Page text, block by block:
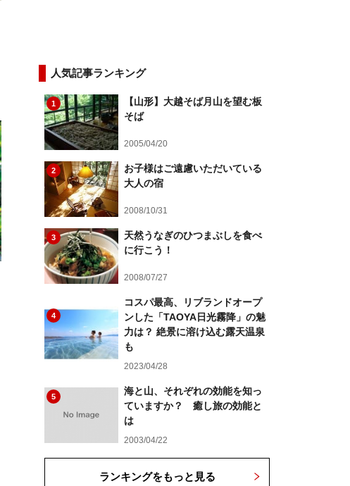
人気記事ランキング
1
【山形】大越そば月山を望む板
そば
2005/04/20
2
お子様はご遠慮いただいている
大人の宿
2008/10/31
3
天然うなぎのひつまぶしを食べ
に行こう！
2008/07/27
4
コスパ最高、リブランドオープ
ンした「TAOYA日光霧降」の魅
力は？ 絶景に溶け込む露天温泉
も
2023/04/28
5
海と山、それぞれの効能を知っ
ていますか？ 癒し旅の効能と
は
2003/04/22
ランキングをもっと見る